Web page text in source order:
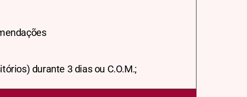
durante 3 dias ou C.O.M.;